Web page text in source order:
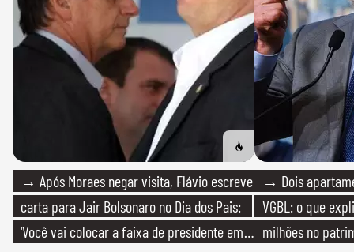
→ Após Moraes negar visita, Flávio escreve
carta para Jair Bolsonaro no Dia dos Pais:
'Você vai colocar a faixa de presidente em
→ Dois
VGBL: o que
milhões no